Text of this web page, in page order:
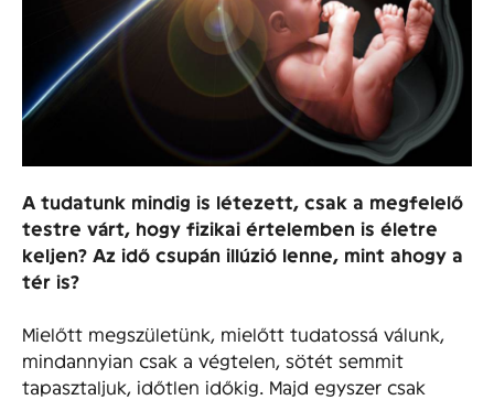
A tudatunk mindig is létezett, csak a megfelelő
testre várt, hogy fizikai értelemben is életre
keljen? Az idő csupán illúzió lenne, mint ahogy a
tér is?
Mielőtt megszületünk, mielőtt tudatossá válunk,
mindannyian csak a végtelen, sötét semmit
tapasztaljuk, időtlen időkig. Majd egyszer csak